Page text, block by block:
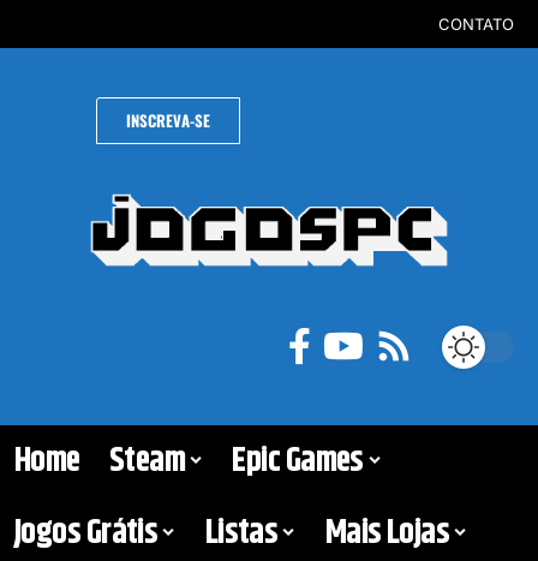
CONTATO
INSCREVA-SE
Home Steam
Epic Games
Jogos Grátis
Listas
Mais Lojas